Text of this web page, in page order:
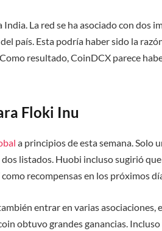
La red se ha asociado con dos
país. Esta podría haber sido la
resultado, CoinDCX parece
Floki Inu
a principios de esta semana. Solo
listados. Huobi incluso sugirió
recompensas en los próximos
entrar en varias asociaciones,
obtuvo grandes ganancias.